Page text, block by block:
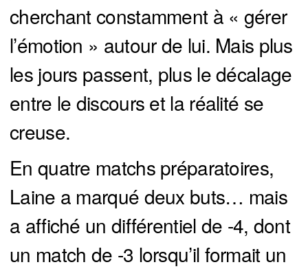
cherchant constamment à « gérer
l’émotion » autour de lui. Mais plus
les jours passent, plus le décalage
entre le discours et la réalité se
creuse.
En quatre matchs préparatoires,
Laine a marqué deux buts… mais
a affiché un différentiel de -4, dont
un match de -3 lorsqu’il formait un